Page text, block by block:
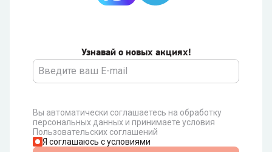
Узнавай о новых акциях!
Вы автоматически соглашаетесь на обработку
персональных данных и принимаете условия
Пользовательских соглашений
Я соглашаюсь с условиями